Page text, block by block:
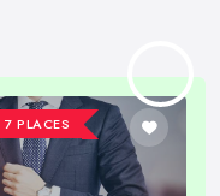
7 PLACES